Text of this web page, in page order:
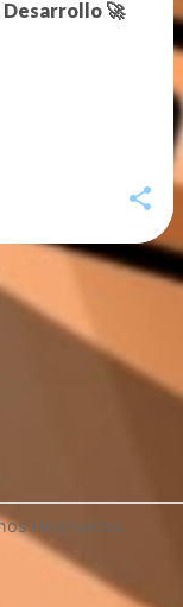
Desarrollo 🚀
reservados.